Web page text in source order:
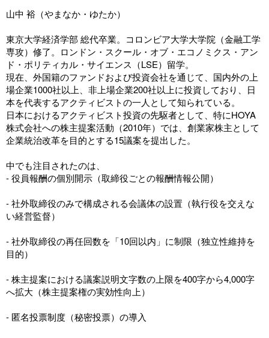
山中 裕（やまなか・ゆたか）
東京大学経済学部 総代卒業。コロンビア大学大学院（金融工学
専攻）修了。ロンドン・スクール・オブ・エコノミクス・アン
ド・ポリティカル・サイエンス（LSE）留学。
現在、外国籍のファンドおよび投資会社を通じて、国内外の上
場企業1000社以上、非上場企業200社以上に投資しており、日
本を代表するアクティビストの一人として知られている。
日本におけるアクティビスト投資の先駆者として、特にHOYA
株式会社への株主提案活動（2010年）では、創業家株主として
企業統治改革を目的とする15議案を提出した。
中でも注目されたのは、
- 役員報酬の個別開示（取締役ごとの報酬情報公開）
- 社外取締役のみで構成される会議体の設置（執行役を交えな
い経営監督）
- 社外取締役の再任回数を「10回以内」に制限（独立性維持を
目的）
- 株主提案における議案説明文字数の上限を400字から4,000字
へ拡大（株主提案権の実効性向上）
- 匿名投票制度（秘密投票）の導入